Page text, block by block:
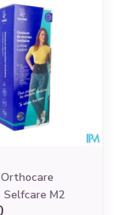
Selfcare M2